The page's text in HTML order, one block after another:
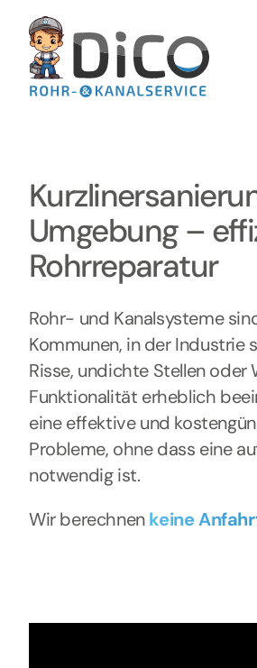
Inhalt
springen
Umgebung –
Rohrreparatur
Rohr- und Kanalsysteme
Kommunen, in der Industrie
Risse, undichte Stellen oder
Funktionalität erheblich
eine effektive und
Probleme, ohne dass eine
notwendig ist.
Wir berechnenkeine